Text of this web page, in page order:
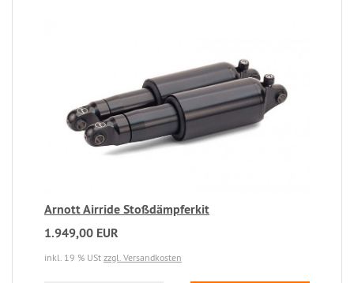
Arnott Airride Stoßdämpferkit
1.949,00 EUR
inkl. 19 % USt zzgl. Versandkosten